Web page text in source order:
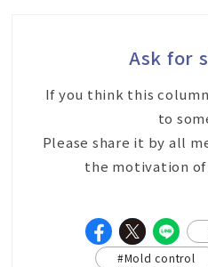
Ask for
If you think this
to
Please share it by all
the motivation of
#Mold control